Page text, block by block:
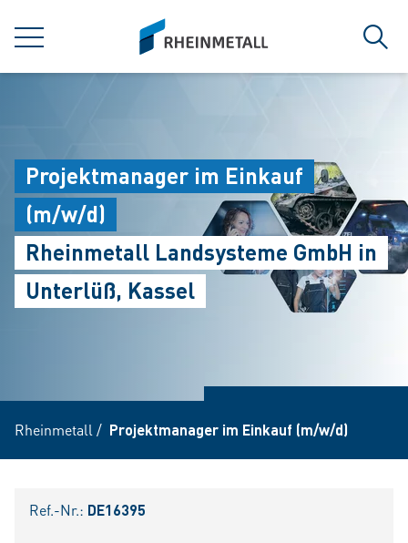
MENÜ
siteLogo
Projektmanager im Einkauf
(m/w/d)
Rheinmetall Landsysteme GmbH in
Unterlüß, Kassel
Rheinmetall / Projektmanager im Einkauf (m/w/d)
Ref.-Nr.: DE16395